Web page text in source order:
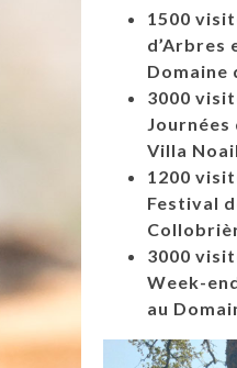
1500
d’Arbres
Domaine
3000
Journées
Villa
1200
Festival
3000
Week-
au